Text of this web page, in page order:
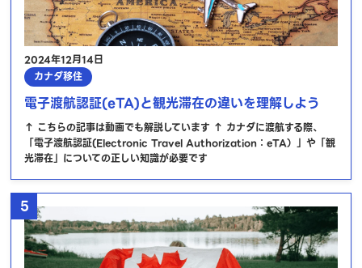
2024年12月14日
カナダ移住
電子渡航認証(eTA)と観光滞在の違いを理解しよう
↑ こちらの記事は動画でも解説しています ↑ カナダに渡航する際、
「電子渡航認証(Electronic Travel Authorization：eTA）」や「観
光滞在」についての正しい知識が必要です
5